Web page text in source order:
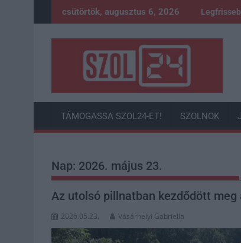
to
csütörtök, augusztus 6, 2026
TÁMOGASSA SZOL24-ET! SZOLNOK
Nap: 2026. május 23.
Az utolsó pillnatban kezdődött
2026.05.23. Vásárhelyi Gabriella